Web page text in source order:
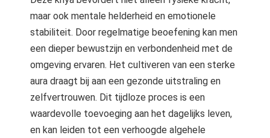
maar ook mentale helderheid en emotionele
stabiliteit. Door regelmatige beoefening kan men
een dieper bewustzijn en verbondenheid met de
omgeving ervaren. Het cultiveren van een sterke
aura draagt bij aan een gezonde uitstraling en
zelfvertrouwen. Dit tijdloze proces is een
waardevolle toevoeging aan het dagelijks leven,
en kan leiden tot een verhoogde algehele